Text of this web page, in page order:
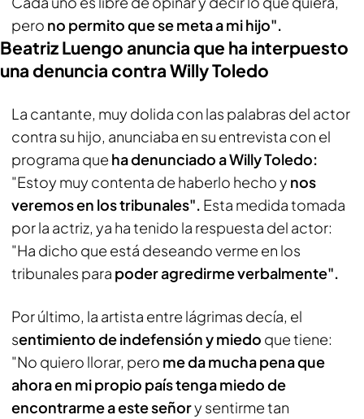
pero no permito que se meta a mi hijo".
Beatriz Luengo anuncia que ha interpuesto
una denuncia contra Willy Toledo
La cantante, muy dolida con las palabras del actor
contra su hijo, anunciaba en su entrevista con el
programa que ha denunciado a Willy Toledo:
"Estoy muy contenta de haberlo hecho y nos
veremos en los tribunales". Esta medida tomada
por la actriz, ya ha tenido la respuesta del actor:
"Ha dicho que está deseando verme en los
tribunales para poder agredirme verbalmente".
Por último, la artista entre lágrimas decía, el
sentimiento de indefensión y miedo que tiene:
"No quiero llorar, pero me da mucha pena que
ahora en mi propio país tenga miedo de
encontrarme a este señory sentirme tan